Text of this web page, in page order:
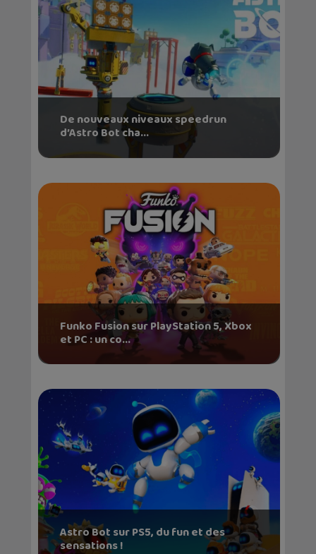
De nouveaux niveaux speedrun
d’Astro Bot cha...
Funko Fusion sur PlayStation 5, Xbox
et PC : un co...
Astro Bot sur PS5, du fun et des
sensations !